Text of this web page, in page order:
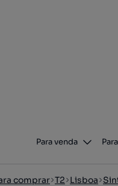
Para venda
comprar T2 Lisboa